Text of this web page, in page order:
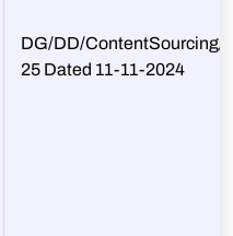
DG/DD/ContentSourcing/
25 Dated 11-11-2024